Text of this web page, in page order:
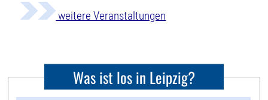
weitere Veranstaltungen
Was ist los in Leipzig?